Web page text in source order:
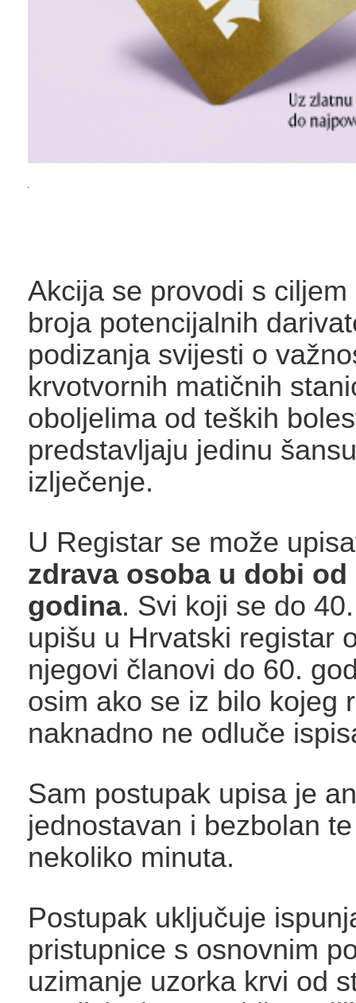
Akcija se provodi s
broja potencijalnih
podizanja svijesti o
krvotvornih matičnih
oboljelima od teških
predstavljaju jedinu
izlječenje.
U Registar se može
zdrava osoba u dobi od
godina. Svi koji se do
upišu u Hrvatski registar
njegovi članovi do 60.
osim ako se iz bilo kojeg
naknadno ne odluče
Sam postupak upisa je
jednostavan i bezbolan
nekoliko minuta.
Postupak uključuje
pristupnice s osnovnim
uzimanje uzorka krvi od